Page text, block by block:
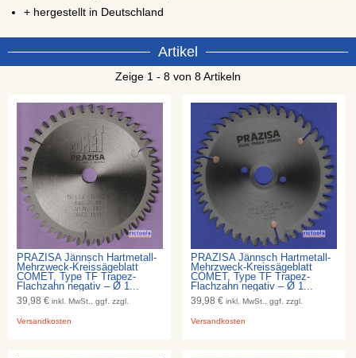
+ hergestellt in Deutschland
Artikel
Zeige 1 - 8 von 8 Artikeln
PRÄZISA Jännsch Hartmetall-
Mehrzweck-Kreissägeblatt
COMET, Type TF Trapez-
Flachzahn negativ – Ø 1...
39,98 € inkl. MwSt., ggf. zzgl.
Versandkosten
PRÄZISA Jännsch Hartmetall-
Mehrzweck-Kreissägeblatt
COMET, Type TF Trapez-
Flachzahn negativ – Ø 1...
39,98 €inkl. MwSt., ggf. zzgl.
Versandkosten